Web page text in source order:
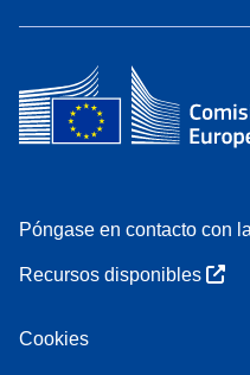
Póngase en contacto con
Recursos disponibles
Cookies